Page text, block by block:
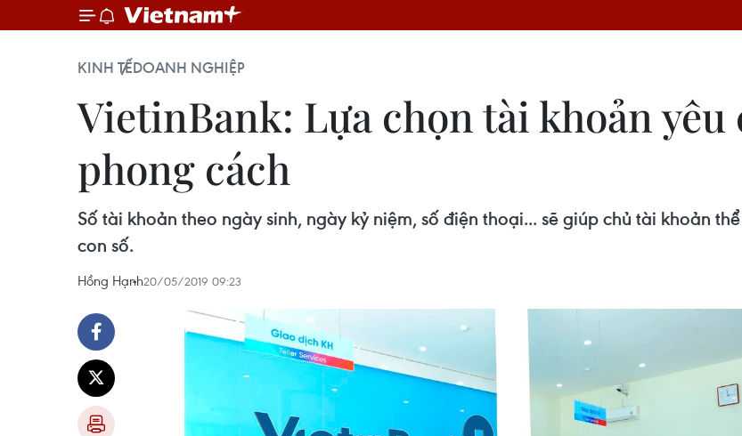
KINH TẾDOANH NGHIỆP
VietinBank: Lựa chọn tài khoản yêu
phong cách
Số tài khoản theo ngày sinh, ngày kỷ niệm, số điện thoại... sẽ giúp chủ tài khoản
con số.
Hồng Hạnh20/05/2019 09:23